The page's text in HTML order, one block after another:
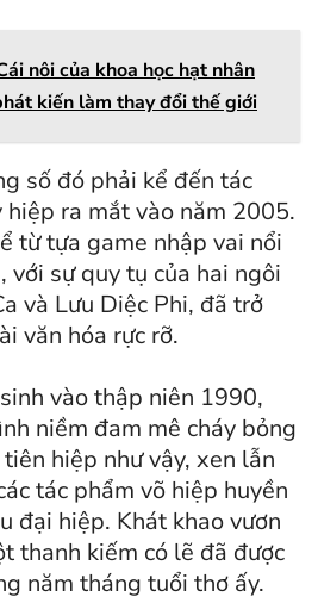
nôi của khoa học hạt nhân
kiến làm thay đổi thế giới
số đó phải kể đến tác
ra mắt vào năm 2005.
từ tựa game nhập vai nổi
với sự quy tụ của hai ngôi
và Lưu Diệc Phi, đã trở
văn hóa rực rỡ.
vào thập niên 1990,
niềm đam mê cháy bỏng
hiệp như vậy, xen lẫn
tác phẩm võ hiệp huyền
đại hiệp. Khát khao vươn
thanh kiếm có lẽ đã được
năm tháng tuổi thơ ấy.